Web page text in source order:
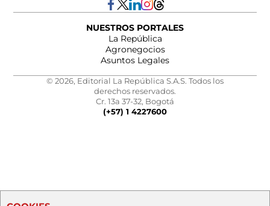
NUESTROS PORTALES
La República
Agronegocios
Asuntos Legales
© 2026, Editorial La República S.A.S. Todos los
derechos reservados.
Cr. 13a 37-32, Bogotá
(+57) 1 4227600